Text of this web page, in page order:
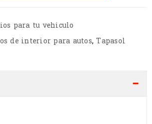
para tu vehiculo
de interior para autos,Tapasol